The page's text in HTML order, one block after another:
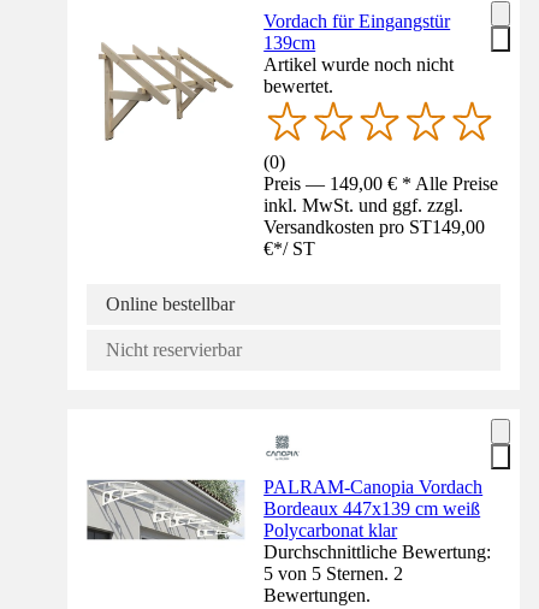
Vordach für Eingangstür
139cm
Artikel wurde noch nicht
bewertet.
(0)
Preis — 149,00 € * Alle Preise
inkl. MwSt. und ggf. zzgl.
Versandkosten pro ST149,00
€*/ ST
Online bestellbar
Nicht reservierbar
PALRAM-Canopia Vordach
Bordeaux 447x139 cm weiß
Polycarbonat klar
Durchschnittliche Bewertung:
5 von 5 Sternen. 2
Bewertungen.